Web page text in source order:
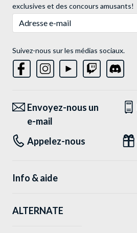
exclusives et des concours amusants!
Suivez-nous sur les médias sociaux.
Envoyez-nous un
e-mail
Appelez-nous
Info & aide
ALTERNATE